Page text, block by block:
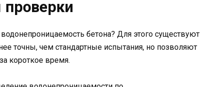
бетона? Для этого существуют
точны, чем стандартные испытания, но позволяют
короткое время.